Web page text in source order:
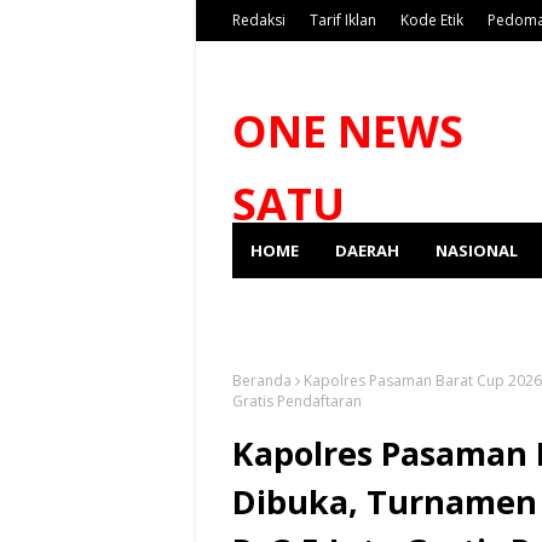
Redaksi Tarif Iklan Kode Etik
ONE NEWS
SATU
HOME DAERAH NASIONAL
Beranda
Kapolres Pasaman Barat Cup
Gratis Pendaftaran
Kapolres Pasaman
Dibuka,